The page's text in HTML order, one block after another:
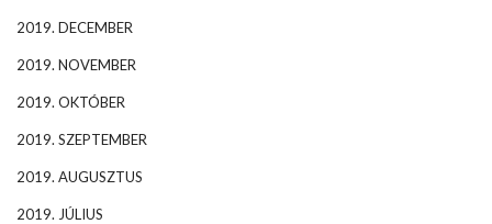
2019. DECEMBER
2019. NOVEMBER
2019. OKTÓBER
2019. SZEPTEMBER
2019. AUGUSZTUS
2019. JÚLIUS